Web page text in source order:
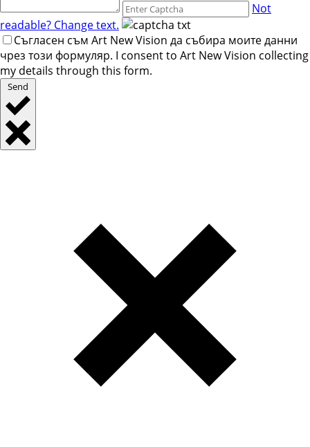
Not
readable? Change text.
Съгласен съм Art New Vision да събира моите данни
чрез този формуляр. I consent to Art New Vision collecting
my details through this form.
Send